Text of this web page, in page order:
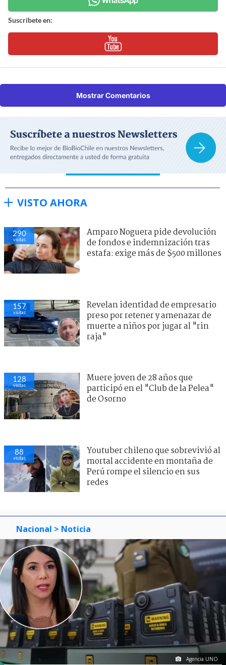
Suscríbete en:
Mostrar Comentarios
VISTO AHORA
290
visitas
Amparo Noguera pide devolución
de fondos e indemnización tras
estafa: exige más de $500 millones
157
visitas
Revelan identidad de empresario
preso por retener y amenazar de
muerte a niños por jugar al "rin
raja"
128
visitas
Muere joven de 28 años que
participó en el "Club de la Pelea"
de Osorno
88
visitas
Youtuber chileno que sobrevivió al
mortal accidente en montaña de
Perú rompe el silencio en sus
redes
Nacional > Noticia
Agencia UNO